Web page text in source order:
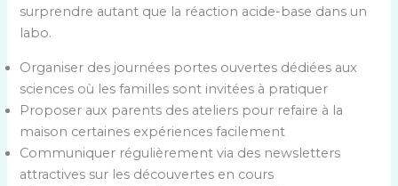
surprendre autant que la réaction acide-base dans un
labo.
Organiser des journées portes ouvertes dédiées aux
sciences où les familles sont invitées à pratiquer
Proposer aux parents des ateliers pour refaire à la
maison certaines expériences facilement
Communiquer régulièrement via des newsletters
attractives sur les découvertes en cours